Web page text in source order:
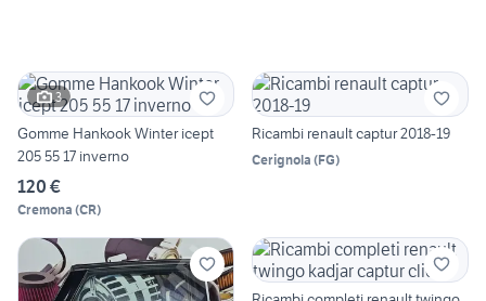
3
Gomme Hankook Winter icept
205 55 17 inverno
120 €
Cremona (CR)
Ricambi renault captur 2018-19
Cerignola (FG)